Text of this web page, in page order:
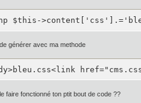
#fff;
color: #000;
-moz-border-radius: 5px 5px
font-family: "helvetica
font-size: 14px;
letter-spacing: 1px;
line-height: 1;
padding: 5px 10px 5px 10px;
$this-
générer avec ma methode
faire fonctionné ton ptit bout de code ??